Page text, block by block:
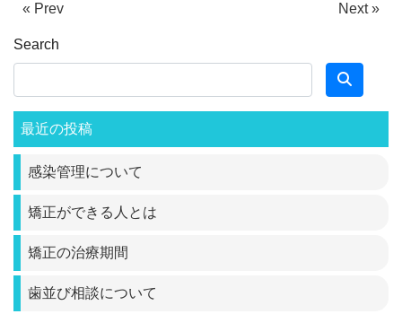
« Prev Next »
Search
最近の投稿
感染管理について
矯正ができる人とは
矯正の治療期間
歯並び相談について